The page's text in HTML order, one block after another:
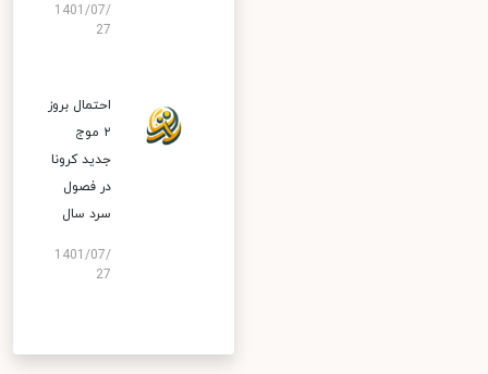
1401/07/
27
احتمال بروز
۲ موج
جدید کرونا
در فصول
سرد سال
1401/07/
27